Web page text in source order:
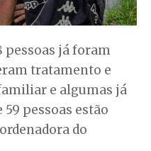
pessoas já foram
tratamento e
e algumas já
pessoas estão
do